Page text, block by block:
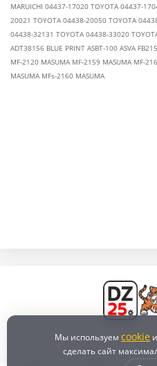
MARUICHI 04437-17020 TOYOTA 04437-
20021 TOYOTA 04438-20050 TOYOTA
04438-32131 TOYOTA 04438-33020
ADT38156 BLUE PRINT ASBT-100 ASVA
MF-2120 MASUMA MF-2159 MASUMA MF-
MASUMA MFs-2160 MASUMA
Мы используем cookie
сделать сайт